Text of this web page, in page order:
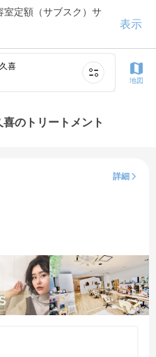
室定額（サブスク）サ
表示
喜
地図
のトリートメント
詳細